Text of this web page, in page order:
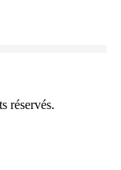
réservés.